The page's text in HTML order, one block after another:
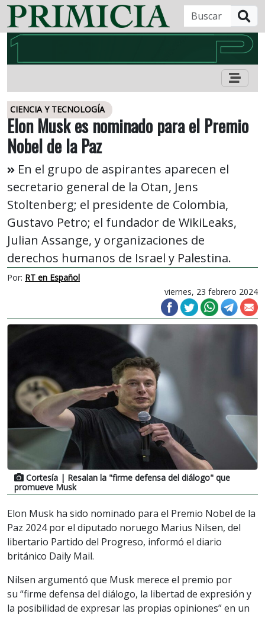
CIENCIA Y TECNOLOGÍA
Elon Musk es nominado para el Premio
Nobel de la Paz
En el grupo de aspirantes aparecen el
secretario general de la Otan, Jens
Stoltenberg; el presidente de Colombia,
Gustavo Petro; el fundador de WikiLeaks,
Julian Assange, y organizaciones de
derechos humanos de Israel y Palestina.
Por: RT en Español
viernes, 23 febrero 2024
Cortesía | Resalan la "firme defensa del diálogo" que
promueve Musk
Elon Musk ha sido nominado para el Premio Nobel de la
Paz 2024 por el diputado noruego Marius Nilsen, del
libertario Partido del Progreso, informó el diario
británico Daily Mail.
Nilsen argumentó que Musk merece el premio por
su “firme defensa del diálogo, la libertad de expresión y
la posibilidad de expresar las propias opiniones” en un